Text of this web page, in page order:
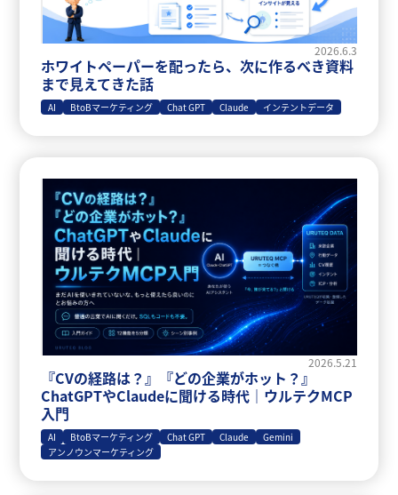
2026.6.3
ホワイトペーパーを配ったら、次に作るべき資料
まで見えてきた話
AI BtoBマーケティング Chat GPT Claude インテントデータ
2026.5.21
『CVの経路は？』『どの企業がホット？』
ChatGPTやClaudeに聞ける時代｜ウルテクMCP
入門
AI BtoBマーケティング Chat GPT Claude
Gemini
アンノウンマーケティング